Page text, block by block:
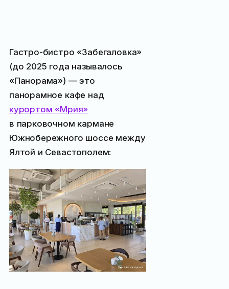
Гастро-бистро «Забегаловка»
(до 2025 года называлось
«Панорама») — это
панорамное кафе над
курортом «Мрия»
в парковочном кармане
Южнобережного шоссе между
Ялтой и Севастополем: